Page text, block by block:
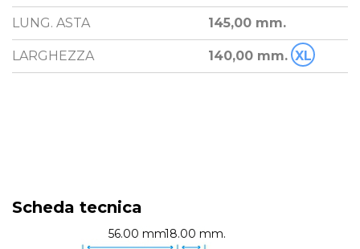
LUNG. ASTA 145,00 mm.
LARGHEZZA 140,00 mm. XL
Scheda tecnica
56.00 mm.18.00 mm.